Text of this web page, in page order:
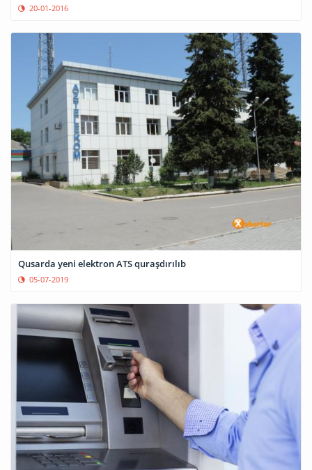
20-01-2016
Qusarda yeni elektron ATS quraşdırılıb
05-07-2019